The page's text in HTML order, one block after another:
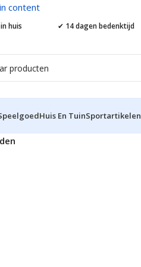
content
huis ✔ 14 dagen bedenktijd
Huis En TuinSportartikelen